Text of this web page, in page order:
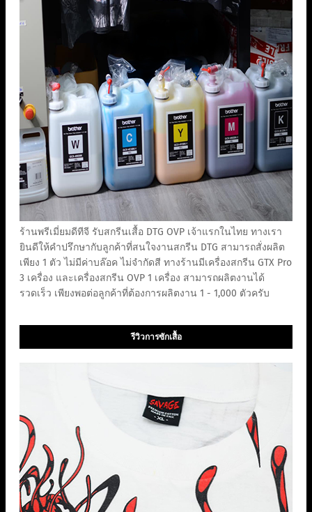
ร้านพรีเมี่ยมดีทีจี รับสกรีนเสื้อ DTG OVP เจ้าแรกในไทย ทางเรา
ยินดีให้คำปรึกษากับลูกค้าที่สนใจงานสกรีน DTG สามารถสั่งผลิต
เพียง 1 ตัว ไม่มีค่าบล๊อค ไม่จำกัดสี ทางร้านมีเครื่องสกรีน GTX Pro
3 เครื่อง และเครื่องสกรีน OVP 1 เครื่อง สามารถผลิตงานได้
รวดเร็ว เพียงพอต่อลูกค้าที่ต้องการผลิตงาน 1 - 1,000 ตัวครับ
รีวิวการซักเสื้อ